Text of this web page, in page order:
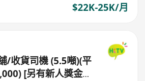
$22K-25K/月
/收貨司機 (5.5噸)(平
[另有新人獎金